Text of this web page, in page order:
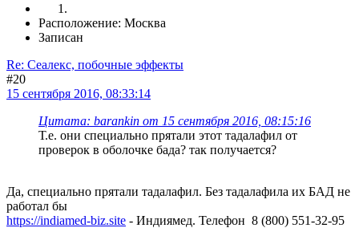
Расположение: Москва
Записан
Re: Сеалекс, побочные эффекты
#20
15 сентября 2016, 08:33:14
Цитата: barankin от 15 сентября 2016, 08:15:16
Т.е. они специально прятали этот тадалафил от
проверок в оболочке бада? так получается?
Да, специально прятали тадалафил. Без тадалафила их БАД не
работал бы
https://indiamed-biz.site - Индиямед. Телефон 8 (800) 551-32-95